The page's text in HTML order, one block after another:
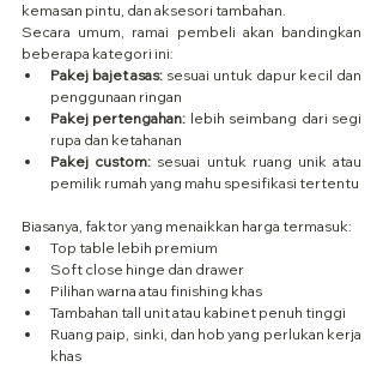
kemasan pintu, dan aksesori tambahan.
Secara umum, ramai pembeli akan bandingkan
beberapa kategori ini:
Pakej bajet asas: sesuai untuk dapur kecil dan
penggunaan ringan
Pakej pertengahan: lebih seimbang dari segi
rupa dan ketahanan
Pakej custom: sesuai untuk ruang unik atau
pemilik rumah yang mahu spesifikasi tertentu
Biasanya, faktor yang menaikkan harga termasuk:
Top table lebih premium
Soft close hinge dan drawer
Pilihan warna atau finishing khas
Tambahan tall unit atau kabinet penuh tinggi
Ruang paip, sinki, dan hob yang perlukan kerja
khas